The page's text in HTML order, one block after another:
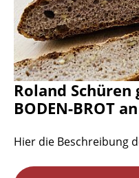
Roland
BODEN-BROT
Hier die Beschreibung